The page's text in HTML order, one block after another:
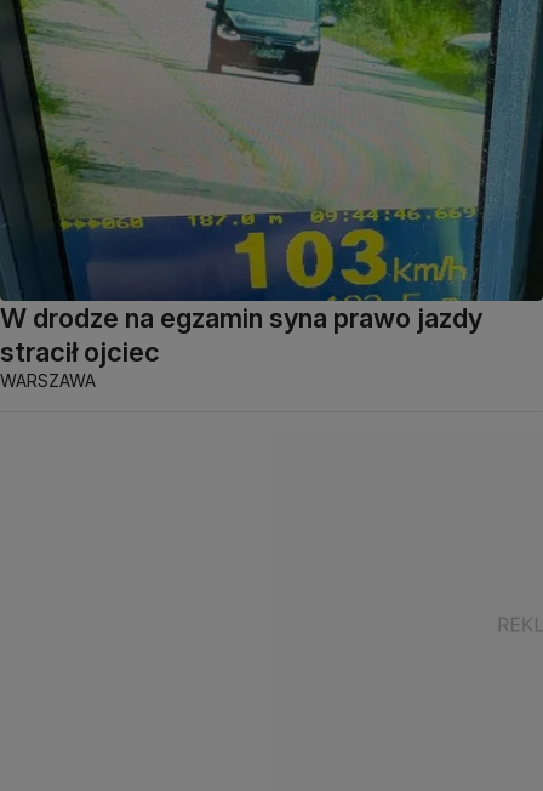
W drodze na egzamin syna prawo jazdy
stracił ojciec
WARSZAWA